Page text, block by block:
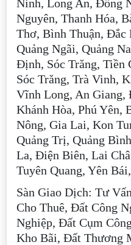
Ninh, Long An, Đồng
Nguyên, Thanh Hóa,
Thơ, Bình Thuận,
Quảng Ngãi, Quảng
Định, Sóc Trăng, Tiền
Sóc Trăng, Trà Vinh,
Vĩnh Long, An Giang,
Khánh Hòa, Phú
Nông, Gia Lai, Kon
Quảng Trị, Quảng
La, Điện Biên, Lai
Tuyên Quang, Yên
Sàn Giao Dịch: Tư
Cho Thuê, Đất Công
Nghiệp, Đất Cụm
Kho Bãi, Đất Thương